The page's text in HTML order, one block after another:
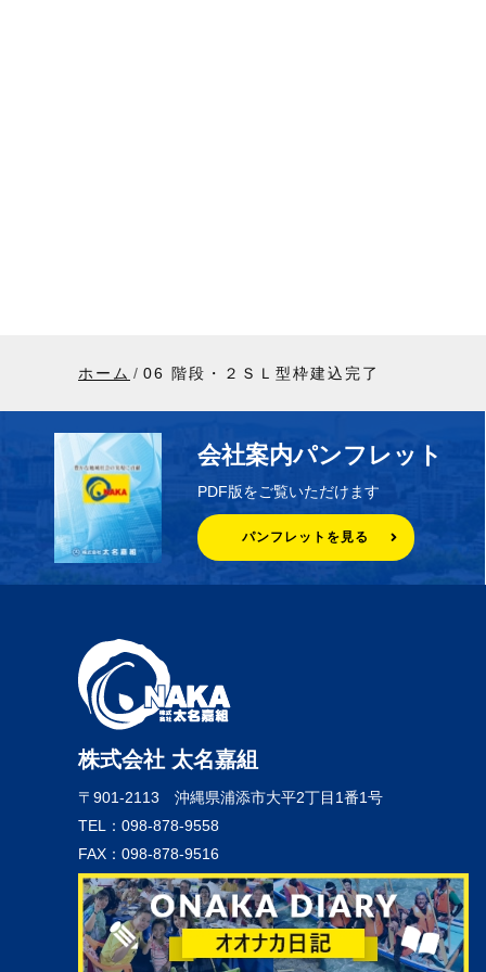
ホーム 06 階段・２ＳＬ型枠建込完了
会社案内パンフレット
PDF版をご覧いただけます
パンフレットを見る
株式会社 太名嘉組
〒901-2113 沖縄県浦添市大平2丁目1番1号
TEL：098-878-9558
FAX：098-878-9516